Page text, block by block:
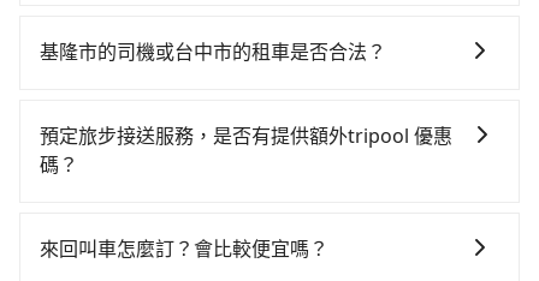
元，再用10分鐘出站、等待車站前排班的計程車，搭上
鐘，假設2位同行，高鐵加轉乘之平均每人花費為1,500
元。但如果全程使用tripool並到府專車接送，則每人平
會額外浪費55分鐘在轉乘與等車上，現在還不馬上來預
$115~205承租小轎車，每公里再額外加收$3.2，從基隆
回），雖已將eTag和可能的每小時40元路邊停車費用預
估進去，但額外的汽車保險與可能的罰單都需自付。再
數超過四位，更是沒有較大的七人座或九人座可供選
灣大車隊、Uber和Yoxi，如果在路邊攔不到車，也可考
4,015~4,800元間，但如改預約tripool可省高達
$2,200。綜合以上，無論在價格或服務品質上，tripool
基隆市的司機或台中市的租車是否合法？
車、私家車或野雞車在招攬生意，這不僅是違法可能被
警察臨檢並趕下車，出意外後保險公司更是不會提供任
風險。而tripool雇用的司機、使用的車輛以及配合的車
預定旅步接送服務，是否有提供額外tripool 優惠
碼？
折優惠，只需在預定去程時勾選下方選項：「預定來
來回叫車怎麼訂？會比較便宜嗎？